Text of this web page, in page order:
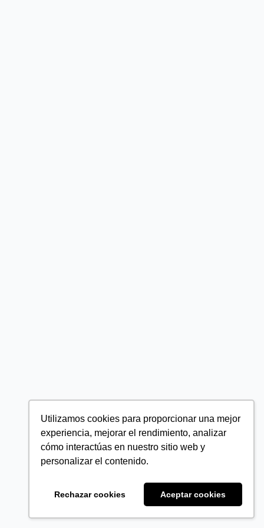
Utilizamos cookies para proporcionar una mejor
experiencia, mejorar el rendimiento, analizar
cómo interactúas en nuestro sitio web y
personalizar el contenido.
Rechazar cookies Aceptar cookies